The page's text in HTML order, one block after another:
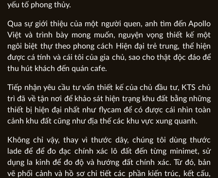
yếu tố phong thủy.
Qua sự giới thiệu của một người quen, anh tìm đến Apollo
Việt và trình bày mong muốn, nguyện vọng thiết kế một
ngôi biệt thự theo phong cách Hiện đại trẻ trung, thể hiện
được cá tính và cái tôi của gia chủ, sao cho thật độc đáo để
thu hút khách đến quán cafe.
Tiếp nhận yêu cầu tư vấn thiết kế của chủ đầu tư, KTS chủ
trì đã về tận nơi để khảo sát hiện trạng khu đất bằng những
thiết bị hiện đại nhất như flycam để có được cái nhìn toàn
cảnh khu đất cũng như địa thế các khu vực xung quanh.
Không chỉ vậy, thay vì thước dây, chúng tôi dùng thước
lade để để đo đạc chính xác lô đất đến từng minimet, sử
dụng la kinh để đo độ và hướng đất chính xác. Từ đó, bản
vẽ phối cảnh và hồ sơ chi tiết các phần kiến trúc, kết cấu,